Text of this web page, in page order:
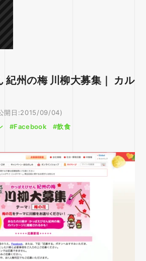
紀州の梅 川柳大募集｜ カル
開日:2015/09/04)
#Facebook #飲食